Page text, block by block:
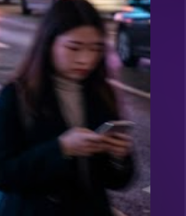
屈な言葉が、あ